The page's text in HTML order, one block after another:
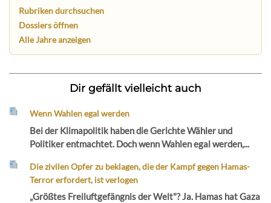
Rubriken durchsuchen
Dossiers öffnen
Alle Jahre anzeigen
Dir gefällt vielleicht auch
Wenn Wahlen egal werden
Bei der Klimapolitik haben die Gerichte Wähler und
Politiker entmachtet. Doch wenn Wahlen egal werden,...
Die zivilen Opfer zu beklagen, die der Kampf gegen Hamas-
Terror erfordert, ist verlogen
„Größtes Freiluftgefängnis der Welt"? Ja. Hamas hat Gaza